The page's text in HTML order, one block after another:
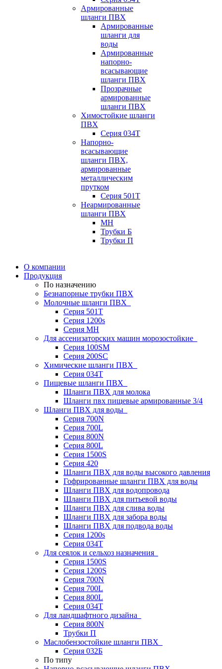
Армированные
шланги ПВХ
Армированные
шланги для
воды
Армированные
напорно-
всасывающие
шланги ПВХ
Прозрачные
армированные
шланги ПВХ
Химостойкие шланги
ПВХ
Серия 034Т
Напорно-
всасывающие
шланги ПВХ,
армированные
металлическим
прутком
Серия 501T
Неармированные
шланги ПВХ
МН
Трубки Б
Трубки П
О компании
Продукция
По назначению
Безнапорные трубки ПВХ
Молочные шланги ПВХ
Серия 501T
Серия 1200s
Серия МН
Для ассенизаторских машин морозостойкие
Серия 100SM
Серия 200SС
Химические шланги ПВХ
Серия 034Т
Пищевые шланги ПВХ
Шланги ПВХ для молока
Шланги пвх пищевые армированные 3/4
Шланги ПВХ для воды
Серия 700N
Серия 700L
Серия 800N
Серия 800L
Серия 1500S
Серия 420
Шланги ПВХ для воды высокого давления
Гофрированные шланги ПВХ для воды
Шланги ПВХ для водопровода
Шланги ПВХ для питьевой воды
Шланги ПВХ для слива воды
Шланги ПВХ для забора воды
Шланги ПВХ для подвода воды
Серия 1200s
Серия 034Т
Для сеялок и сельхоз назначения
Серия 1500S
Серия 1200S
Серия 700N
Серия 700L
Серия 800L
Серия 034T
Для ландшафтного дизайна
Серия 800N
Трубки П
Маслобензостойкие шланги ПВХ
Серия 032Б
По типу